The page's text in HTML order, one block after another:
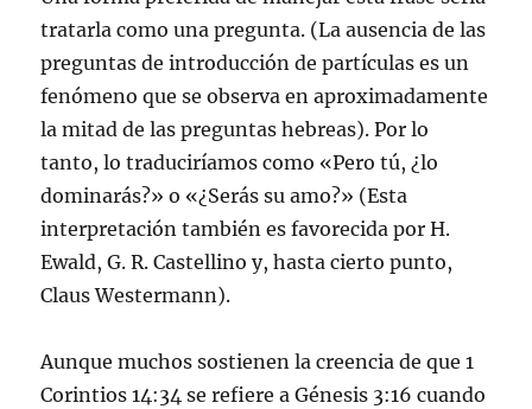
tratarla como una pregunta. (La ausencia de las
preguntas de introducción de partículas es un
fenómeno que se observa en aproximadamente
la mitad de las preguntas hebreas). Por lo
tanto, lo traduciríamos como «Pero tú, ¿lo
dominarás?» o «¿Serás su amo?» (Esta
interpretación también es favorecida por H.
Ewald, G. R. Castellino y, hasta cierto punto,
Claus Westermann).
Aunque muchos sostienen la creencia de que 1
Corintios 14:34 se refiere a Génesis 3:16 cuando